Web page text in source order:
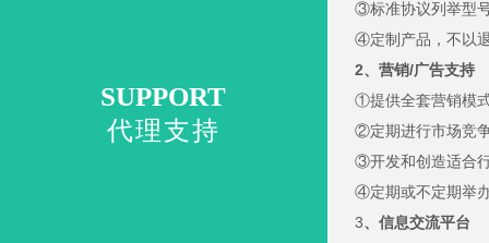
SUPPORT
代理支持
③标准协议列举型
④定制产品，不以
2、营销/广告支持
①提供全套营销模
②定期进行市场竞
③开发和创造适合
④定期或不定期举
3、信息交流平台